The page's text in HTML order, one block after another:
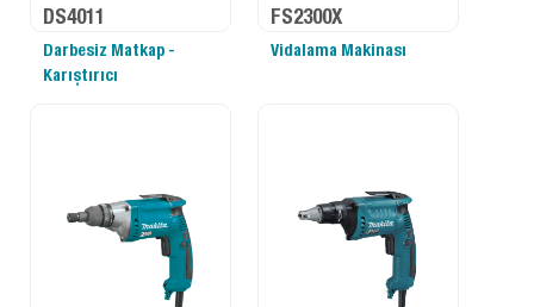
DS4011
Darbesiz Matkap -
Karıştırıcı
FS2300X
Vidalama Makinası